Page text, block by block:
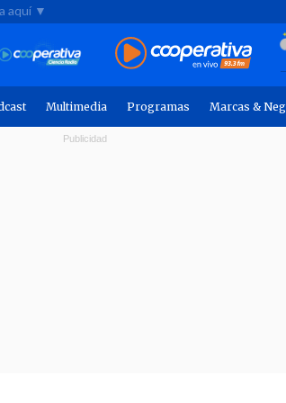
aquí ▼
Multimedia Programas Marcas &